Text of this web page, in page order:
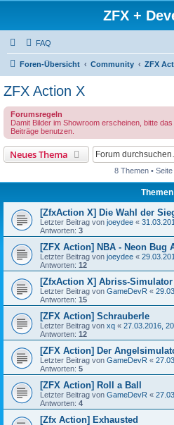
ZFX +
FAQ
Foren-Übersicht Community ZFX
ZFX Action X
Forumsregeln
Damit Bilder im Showroom erscheinen, bitte
Beiträge benutzen.
Neues Thema
8 Themen • Seite
Themen
[ZfxAction X] Die Wahl der
Letzter Beitrag von joeydee «
Antworten: 3
[ZFX Action] NBA - Neon Bug
Letzter Beitrag von joeydee «
Antworten: 12
[ZfxAction X] Abriss-Simulator
Letzter Beitrag von GameDevR «
Antworten: 15
[ZFX Action] Schrauberle
Letzter Beitrag von xq « 27.03.2016,
Antworten: 12
[ZFX Action] Der
Letzter Beitrag von GameDevR «
Antworten: 5
[ZFX Action] Roll a Ball
Letzter Beitrag von GameDevR «
Antworten: 4
[Zfx Action] Exhausted